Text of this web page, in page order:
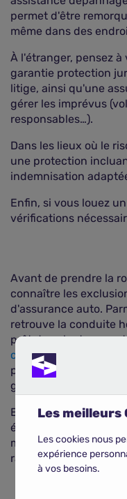
permet d'être
même dans des
À l'étranger, pensez
garantie protection
litige, ainsi qu'une
gérer les imprévus
responsables…).
Dans les lieux où le
une protection
indemnisation
Enfin, si vous louez
vérifications
Avant de prendre la
connaître les
d'assurance auto.
retrouve la conduite
prêt de volant non
conducteur
prévues dans le
garanties
Enfin, certains
élevées, notamment
montants de prise en
rapatriement,
Les meilleurs
Les cookies nous
expérience
à vos besoins.